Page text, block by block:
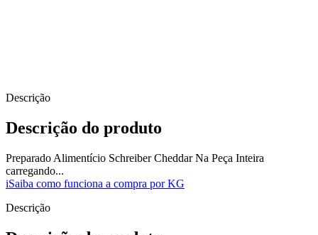
Descrição
Descrição do produto
Preparado Alimentício Schreiber Cheddar Na Peça Inteira
carregando...
iSaiba como funciona a compra por KG
Descrição